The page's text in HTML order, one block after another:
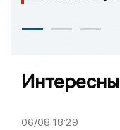
06/08 18:29